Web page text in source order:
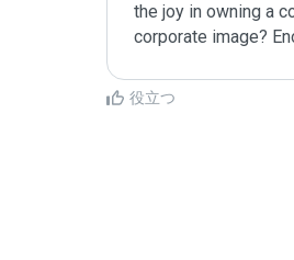
the joy in owning a
corporate image?
役立つ